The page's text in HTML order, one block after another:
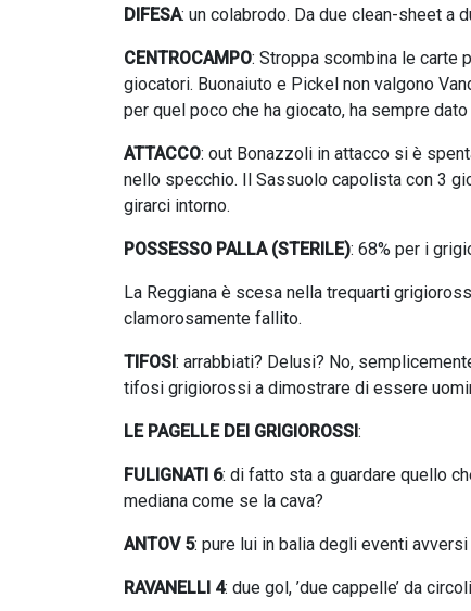
DIFESA: un colabrodo. Da due clean-sheet a
CENTROCAMPO: Stroppa scombina le carte
giocatori. Buonaiuto e Pickel non valgono
per quel poco che ha giocato, ha sempre
ATTACCO: out Bonazzoli in attacco si è
nello specchio. Il Sassuolo capolista con 3
girarci intorno.
POSSESSO PALLA (STERILE): 68% per i
La Reggiana è scesa nella trequarti
clamorosamente fallito.
TIFOSI: arrabbiati? Delusi? No,
tifosi grigiorossi a dimostrare di essere
LE PAGELLE DEI GRIGIOROSSI:
FULIGNATI 6: di fatto sta a guardare quello
mediana come se la cava?
ANTOV 5: pure lui in balia degli eventi
RAVANELLI 4: due gol, ’due cappelle’ da